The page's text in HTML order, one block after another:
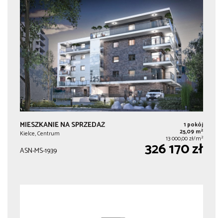
MIESZKANIE NA SPRZEDAŻ
Kielce, Centrum
1 pokój
25,09 m2
13 000,00 zł/m2
ASN-MS-1939 326 170 zł